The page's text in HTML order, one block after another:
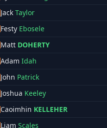
Jack Taylor
Festy Ebosele
Matt DOHERTY
Adam Idah
John Patrick
Joshua Keeley
Caoimhin KELLEHER
Liam Scales